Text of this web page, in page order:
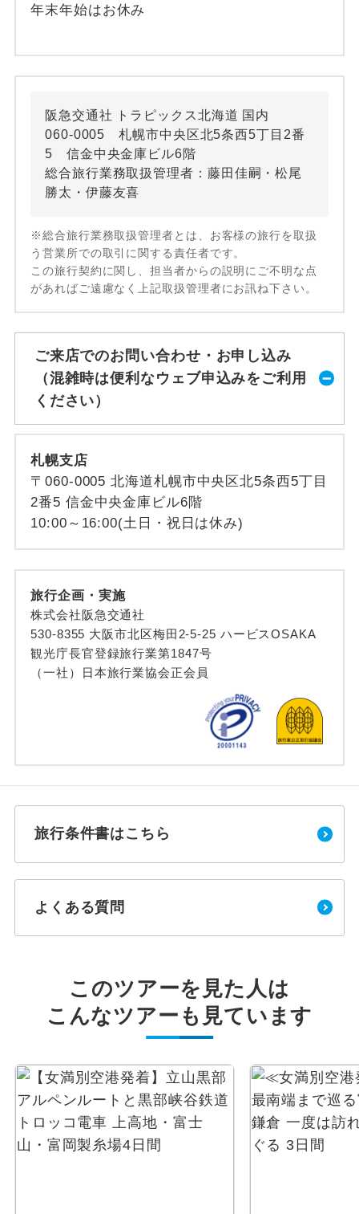
年末年始はお休み
阪急交通社 トラピックス北海道 国内
060-0005 札幌市中央区北5条西5丁目2番
5 信金中央金庫ビル6階
総合旅行業務取扱管理者：藤田佳嗣・松尾
勝太・伊藤友喜
※総合旅行業務取扱管理者とは、お客様の旅行を取扱
う営業所での取引に関する責任者です。
この旅行契約に関し、担当者からの説明にご不明な点
があればご遠慮なく上記取扱管理者にお訊ね下さい。
ご来店でのお問い合わせ・お申し込み
（混雑時は便利なウェブ申込みをご利用
ください）
札幌支店
〒060-0005 北海道札幌市中央区北5条西5丁目
2番5 信金中央金庫ビル6階
10:00～16:00(土日・祝日は休み)
旅行企画・実施
株式会社阪急交通社
530-8355 大阪市北区梅田2-5-25 ハービスOSAKA
観光庁長官登録旅行業第1847号
（一社）日本旅行業協会正会員
旅行条件書はこちら
よくある質問
このツアーを見た人は
こんなツアーも見ています